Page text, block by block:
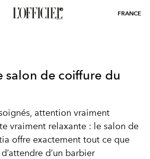
FRANCE
salon de coiffure du
attention vraiment
vraiment relaxante : le salon de
offre exactement tout ce que
d’un barbier